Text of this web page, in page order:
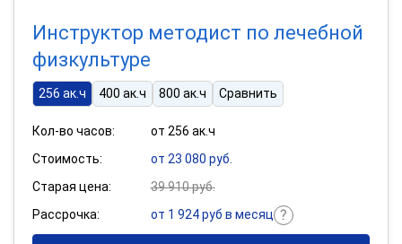
Инструктор методист по лечебной
физкультуре
256 ак.ч 400 ак.ч 800 ак.ч Сравнить
Кол-во часов:
от 256 ак.ч
Стоимость:
от 23 080 руб.
Старая цена:
39 910 руб.
Рассрочка:
от 1 924 руб в месяц